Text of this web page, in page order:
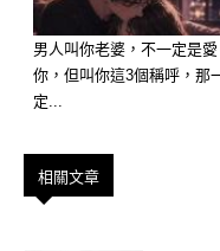
男人叫你老婆，不一定是愛
你，但叫你這3個稱呼，那
定...
相關文章